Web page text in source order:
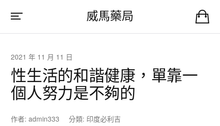
威馬藥局
2021 年 11 月 11 日
性生活的和諧健康，單靠一
個人努力是不夠的
作者:admin333 分類: 印度必利吉